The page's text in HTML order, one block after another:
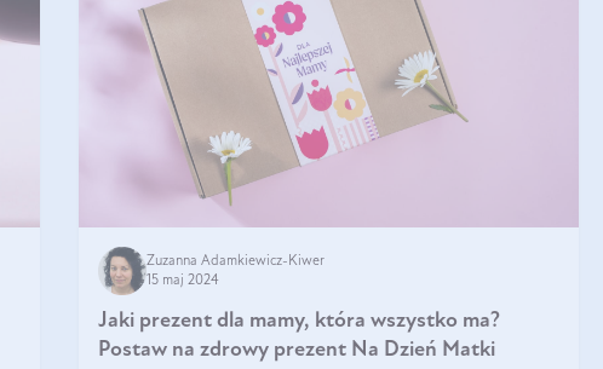
Zuzanna Adamkiewicz-Kiwer
15 maj 2024
Jaki prezent dla mamy, która wszystko ma?
Postaw na zdrowy prezent Na Dzień Matki